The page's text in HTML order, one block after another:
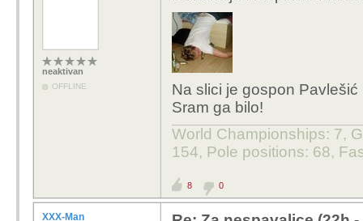
neaktivan
OFFLINE
Na slici je gospon
Sram ga bilo!
World Championships: 7,
154, Pole positions: 68,
8 0
XXX-Man